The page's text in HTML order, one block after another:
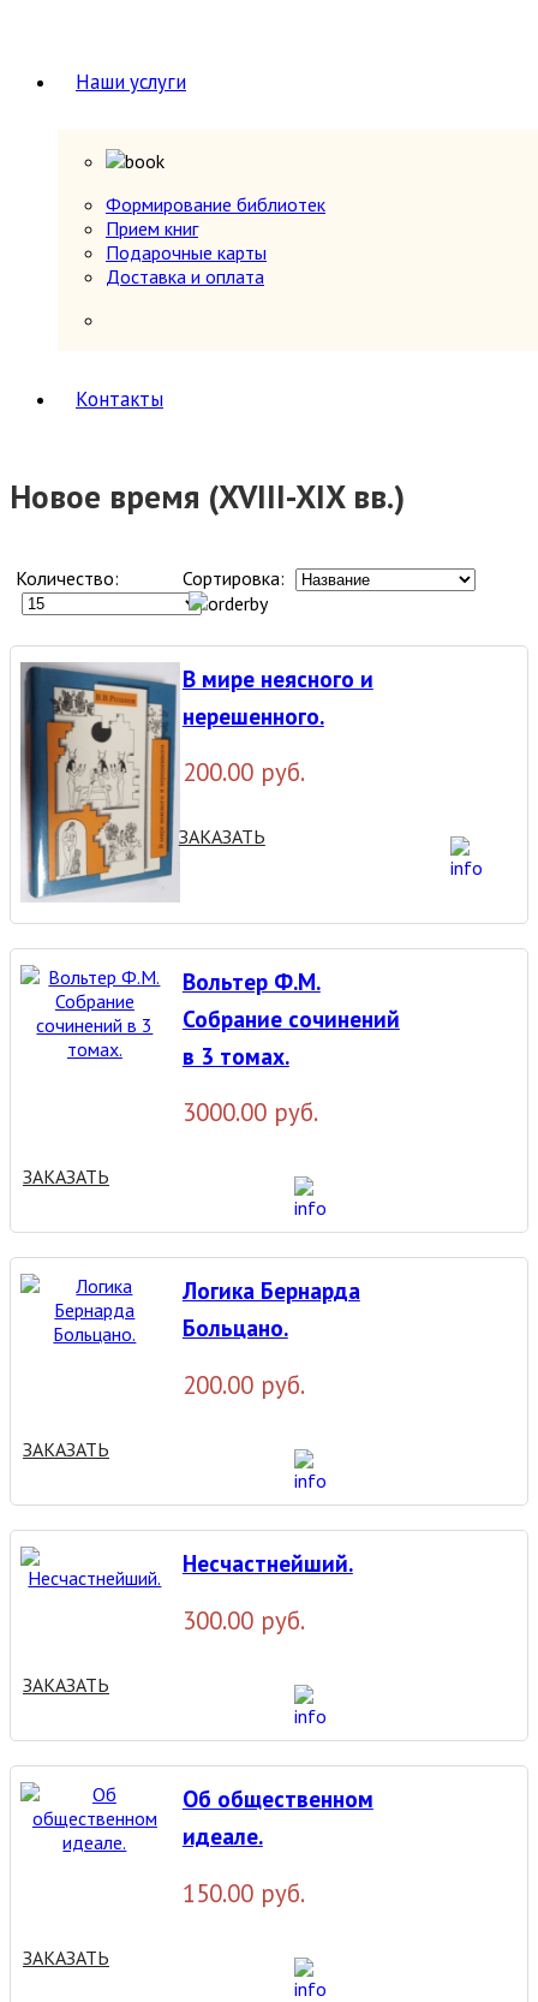
Наши услуги
Формирование библиотек
Прием книг
Подарочные карты
Доставка и оплата
Контакты
Новое время (XVIII-XIX вв.)
Количество: Сортировка:
В мире неясного и
нерешенного.
200.00 руб.
ЗАКАЗАТЬ
Вольтер Ф.М.
Собрание сочинений
в 3 томах.
3000.00 руб.
ЗАКАЗАТЬ
Логика Бернарда
Больцано.
200.00 руб.
ЗАКАЗАТЬ
Несчастнейший.
300.00 руб.
ЗАКАЗАТЬ
Об общественном
идеале.
150.00 руб.
ЗАКАЗАТЬ